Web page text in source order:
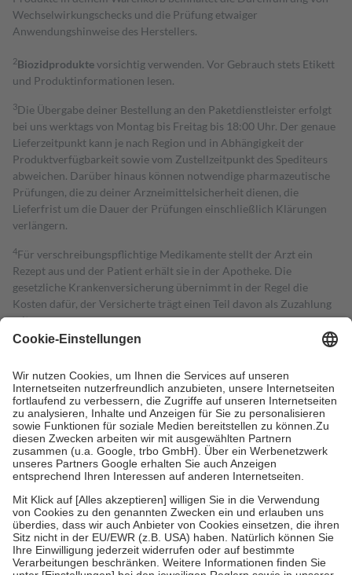
Wechselwirkungschecks und die Prüfung etwaiger
Anwendungshinweise des Herstellers.
2Biozidproduktevorsichtig verwenden. Vor Gebrauch stets Etikett
und Produktinformationen lesen.
3Die Übergabe deiner Bestellung an den Paketdienstleister erfolgt
bei uns werktags von Montag bis Freitag bis 18:00 Uhr. Der genaue
Lieferzeitpunkt kann je nach Region und in Abhängigkeit der
Produktverfügbarkeit sowie vom Zustellzeitpunkt des Spediteurs
abweichen. Darüber hinaus können notwendige pharmazeutische
Prüfungen, die zu deiner Arzneimittelsicherheit dienen, die
Lieferfrist um die Dauer der Prüfungen einschließlich Klärungen
verlängern.
4Für verschreibungspflichtige Medikamente stellt der Arzt ein
Rezept aus und der Patient erhält sie in der Apotheke. Die
gesetzliche Krankenversicherung übernimmt in der Regel die
Kosten dafür, der Versicherte trägt einen Teil davon als Zuzahlung
mit.
Grundsätzlich leisten Mitglieder Zuzahlungen in Höhe von zehn
höchstens zehn Euro.
Es sind jedoch nie mehr als die tatsächlichen
Kosten der Leistung zu entrichten.
Diese Regeln gelten grundsätzlich auch für Online-Apotheken.
Bei Heilmitteln und häuslicher Krankenpflege beträgt die
Zuzahlung zehn Prozent der Kosten sowie zehn Euro je
Verordnung.
Um das Engagement der Versicherten für ihre eigene Gesundheit zu
stärken und die besondere Stellung der Familie zu unterstützen,
fallenkeine Zuzahlungenan bei:
• Kindern und Jugendlichen bis zum vollendeten 18. Lebensjahr
mit Ausnahme der Fahrkosten
• Untersuchungen zur Vorsorge und Früherkennung, die von der
GKV getragen werden